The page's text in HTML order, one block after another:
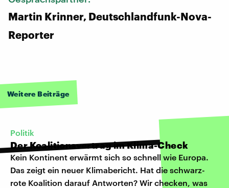
Martin Krinner, Deutschlandfunk-Nova-
Reporter
Weitere Beiträge
Politik
Der Koalitionsvertrag im Klima-Check
Kein Kontinent erwärmt sich so schnell wie Europa.
Das zeigt ein neuer Klimabericht. Hat die schwarz-
rote Koalition darauf Antworten? Wir checken, was